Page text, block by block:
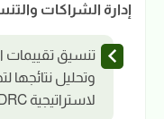
إدارة الشراكات
تنسيق تقييمات
وتحليل نتائجها
لاستراتيجية DRC.